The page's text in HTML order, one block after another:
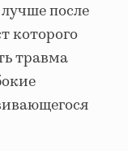
после
которого
травма